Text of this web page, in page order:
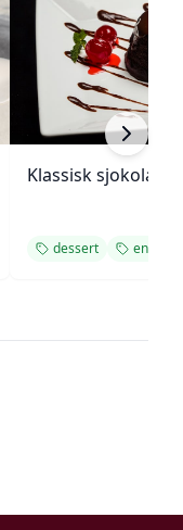
Klassisk
dessert enkel